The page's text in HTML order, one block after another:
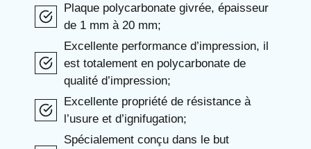
Plaque polycarbonate givrée, épaisseur
de 1 mm à 20 mm;
Excellente performance d’impression, il
est totalement en polycarbonate de
qualité d’impression;
Excellente propriété de résistance à
l’usure et d’ignifugation;
Spécialement conçu dans le but